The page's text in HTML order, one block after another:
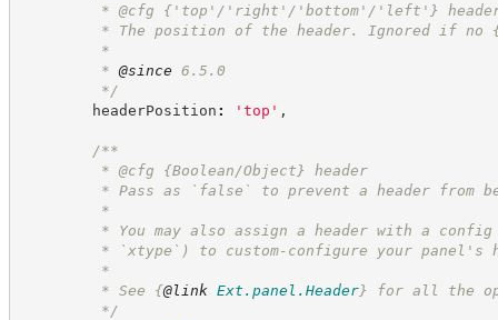
* @cfg {'top'/'right'/'bottom'/'left'}
* The position of the header. Ignored if no
*
* @since 6.5.0
*/
headerPosition : ' top ' ,
/**
* @cfg {Boolean/Object} header
* Pass as `false` to prevent a header from
*
* You may also assign a header with a config
* `xtype`) to custom-configure your panel's
*
* See {@link Ext.panel.Header} for all the
*/